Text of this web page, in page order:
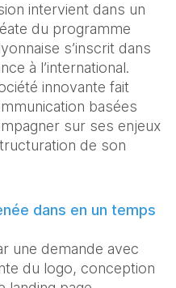
intervient dans un
du programme
s’inscrit dans
à l’international.
innovante fait
basées
sur ses enjeux
de son
dans en un temps
une demande avec
du logo, conception